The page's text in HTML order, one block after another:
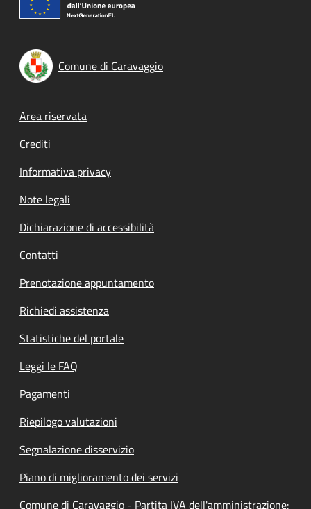
Comune di Caravaggio
Footer menu
Area riservata
Crediti
Informativa privacy
Note legali
Dichiarazione di accessibilità
Contatti
Prenotazione appuntamento
Richiedi assistenza
Statistiche del portale
Leggi le FAQ
Pagamenti
Riepilogo valutazioni
Segnalazione disservizio
Piano di miglioramento dei servizi
Comune di Caravaggio - Partita IVA dell'amministrazione: